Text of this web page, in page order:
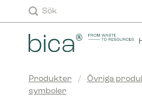
to
content
Sök
Produkter / Övriga
symboler